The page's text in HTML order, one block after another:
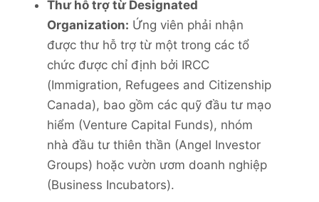
Thư hỗ trợ từ Designated
Organization: Ứng viên phải nhận
được thư hỗ trợ từ một trong các tổ
chức được chỉ định bởi IRCC
(Immigration, Refugees and Citizenship
Canada), bao gồm các quỹ đầu tư mạo
hiểm (Venture Capital Funds), nhóm
nhà đầu tư thiên thần (Angel Investor
Groups) hoặc vườn ươm doanh nghiệp
(Business Incubators).